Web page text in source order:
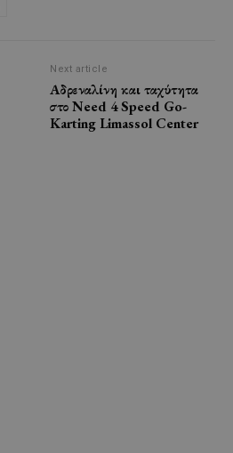
Next article
Αδρεναλίνη και ταχύτητα
στο Need 4 Speed Go-
Karting Limassol Center